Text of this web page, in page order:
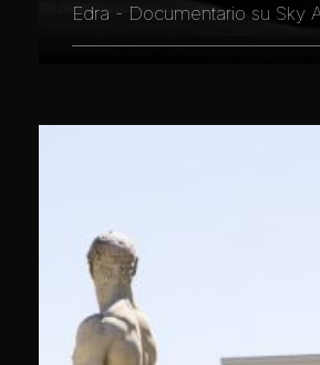
Edra - Documentario su Sky